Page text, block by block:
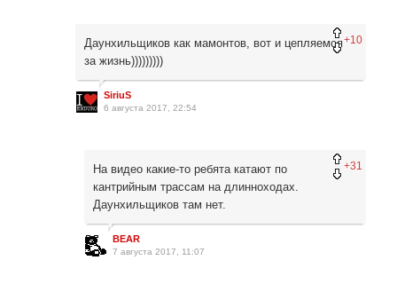
+10
Даунхильщиков как мамонтов, вот и цепляемся
за жизнь)))))))))
SiriuS
6 августа 2017, 22:54
+31
На видео какие-то ребята катают по
кантрийным трассам на длинноходах.
Даунхильщиков там нет.
BEAR
7 августа 2017, 11:07